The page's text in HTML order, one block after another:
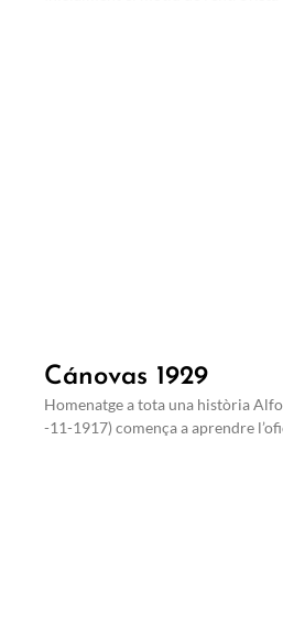
Cánovas 1929
Homenatge a tota una història
-11-1917) comença a aprendre